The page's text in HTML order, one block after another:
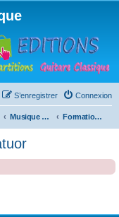
Connexion
S’enregistrer
Musique d'ensemble Formations supérieures au quatuor